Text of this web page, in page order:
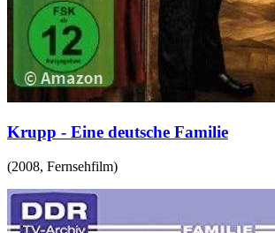
Krupp - Eine deutsche Familie
(2008, Fernsehfilm)